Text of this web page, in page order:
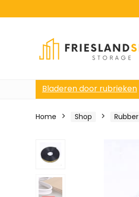
Bladeren door rubrieken
Home Shop Rubber